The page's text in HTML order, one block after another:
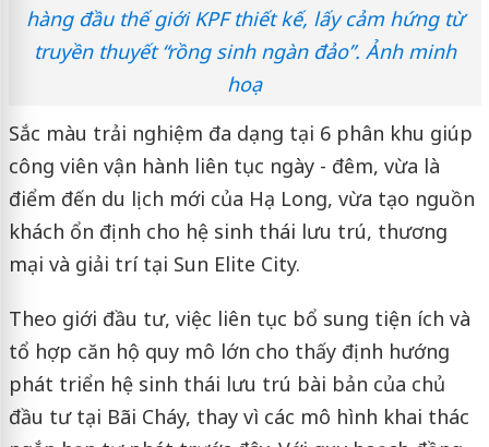
hàng đầu thế giới KPF thiết kế, lấy cảm hứng từ
truyền thuyết “rồng sinh ngàn đảo”. Ảnh minh
hoạ
Sắc màu trải nghiệm đa dạng tại 6 phân khu giúp
công viên vận hành liên tục ngày - đêm, vừa là
điểm đến du lịch mới của Hạ Long, vừa tạo nguồn
khách ổn định cho hệ sinh thái lưu trú, thương
mại và giải trí tại Sun Elite City.
Theo giới đầu tư, việc liên tục bổ sung tiện ích và
tổ hợp căn hộ quy mô lớn cho thấy định hướng
phát triển hệ sinh thái lưu trú bài bản của chủ
đầu tư tại Bãi Cháy, thay vì các mô hình khai thác